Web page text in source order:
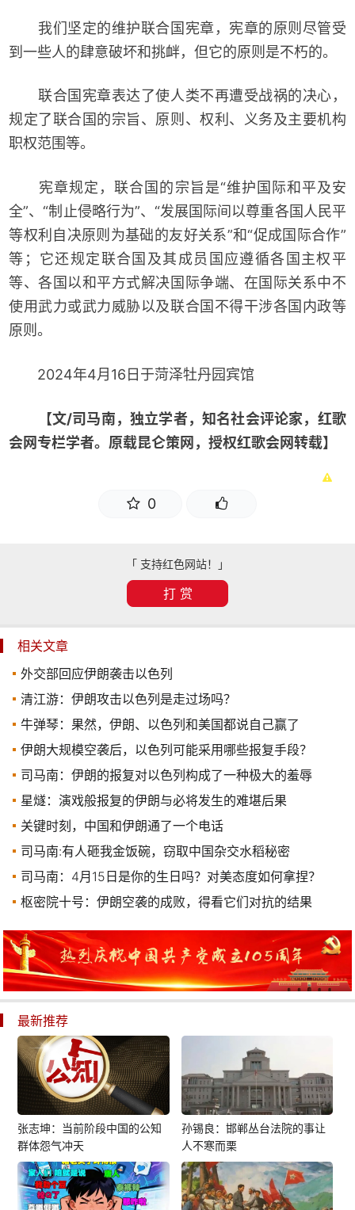
我们坚定的维护联合国宪章，宪章的原则尽管受
到一些人的肆意破坏和挑衅，但它的原则是不朽的。
联合国宪章表达了使人类不再遭受战祸的决心，
规定了联合国的宗旨、原则、权利、义务及主要机构
职权范围等。
宪章规定，联合国的宗旨是“维护国际和平及安
全”、“制止侵略行为”、“发展国际间以尊重各国人民平
等权利自决原则为基础的友好关系”和“促成国际合作”
等；它还规定联合国及其成员国应遵循各国主权平
等、各国以和平方式解决国际争端、在国际关系中不
使用武力或武力威胁以及联合国不得干涉各国内政等
原则。
2024年4月16日于菏泽牡丹园宾馆
【文/司马南，独立学者，知名社会评论家，红歌
会网专栏学者。原载昆仑策网，授权红歌会网转载】
0
「 支持红色网站！」
打 赏
相关文章
外交部回应伊朗袭击以色列
清江游：伊朗攻击以色列是走过场吗？
牛弹琴：果然，伊朗、以色列和美国都说自己赢了
伊朗大规模空袭后，以色列可能采用哪些报复手段？
司马南：伊朗的报复对以色列构成了一种极大的羞辱
星燧：演戏般报复的伊朗与必将发生的难堪后果
关键时刻，中国和伊朗通了一个电话
司马南:有人砸我金饭碗，窃取中国杂交水稻秘密
司马南：4月15日是你的生日吗？对美态度如何拿捏？
枢密院十号：伊朗空袭的成败，得看它们对抗的结果
最新推荐
张志坤：当前阶段中国的公知
群体怨气冲天
孙锡良：邯郸丛台法院的事让
人不寒而栗